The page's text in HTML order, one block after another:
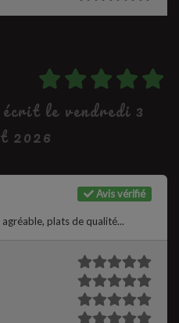
le vendredi 3
2026
Avis vérifié
plats de qualité...